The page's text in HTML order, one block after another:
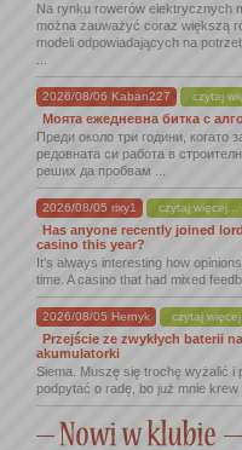
Na rynku rowerów elektrycznych
można zauważyć coraz większą
modeli odpowiadających na
2026/08/06 Kaban227 czytaj
Моята ежедневна битка с
Преди около три години, когато
редовната си работа в
реших да пробвам ...
2026/08/05 rixy1 czytaj więcej...
Has anyone recently joined
casino this year?
It's always interesting how
time. A casino that had mixed
2026/08/05 Hernyk czytaj
Przejście ze zwykłych baterii na
akumulatorki
Siema. Muszę się trochę wyżalić i
podpytać o radę, bo już mnie krew